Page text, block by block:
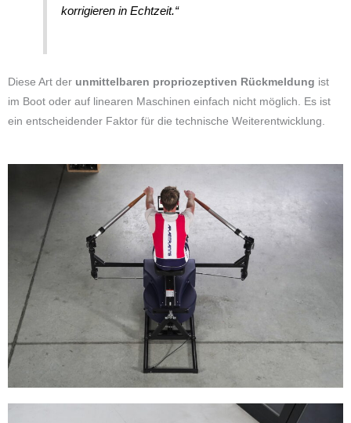
korrigieren in Echtzeit.“
Diese Art der unmittelbaren propriozeptiven Rückmeldung ist
im Boot oder auf linearen Maschinen einfach nicht möglich. Es ist
ein entscheidender Faktor für die technische Weiterentwicklung.